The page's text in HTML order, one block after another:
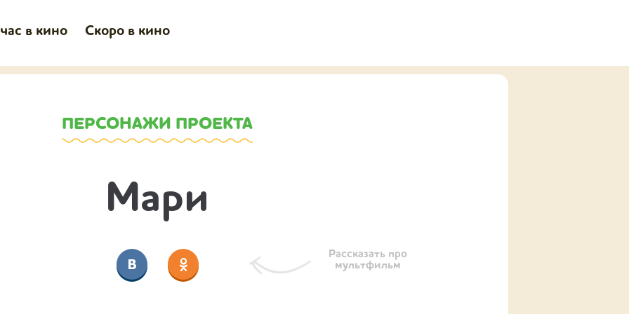
в кино Скоро в кино
ПЕРСОНАЖИ ПРОЕКТА
Мари
Рассказать про
мультфильм